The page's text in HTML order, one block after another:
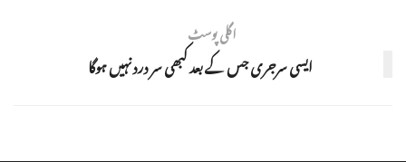
اگلی پوسٹ
ایسی سرجری جس کے بعد کبھی سر درد نہیں ہوگا